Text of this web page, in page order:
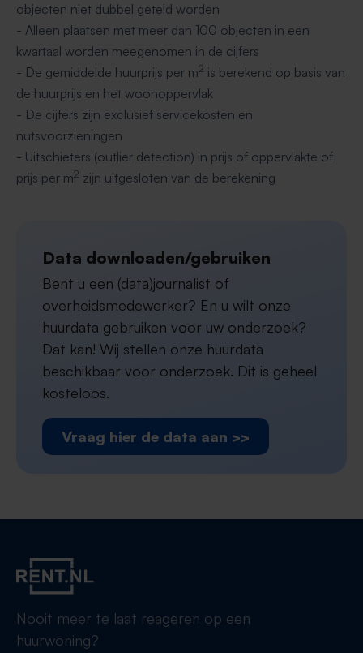
objecten niet dubbel geteld worden
- Alleen plaatsen met meer dan 100 objecten in een
kwartaal worden meegenomen in de cijfers
- De gemiddelde huurprijs per m2 is berekend op basis van
de huurprijs en het woonoppervlak
- De cijfers zijn exclusief servicekosten en
nutsvoorzieningen
- Uitschieters (outlier detection) in prijs of oppervlakte of
prijs per m2 zijn uitgesloten van de berekening
Data downloaden/gebruiken
Bent u een (data)journalist of
overheidsmedewerker? En u wilt onze
huurdata gebruiken voor uw onderzoek?
Dat kan! Wij stellen onze huurdata
beschikbaar voor onderzoek. Dit is geheel
kosteloos.
Vraag hier de data aan >>
Nooit meer te laat reageren op een
huurwoning?